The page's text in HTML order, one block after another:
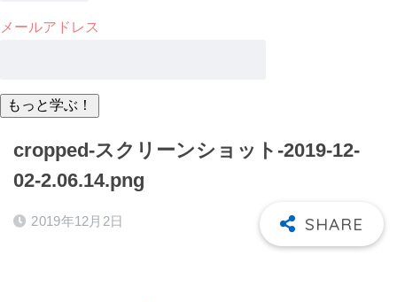
メールアドレス
cropped-スクリーンショット-2019-12-
02-2.06.14.png
2019年12月2日